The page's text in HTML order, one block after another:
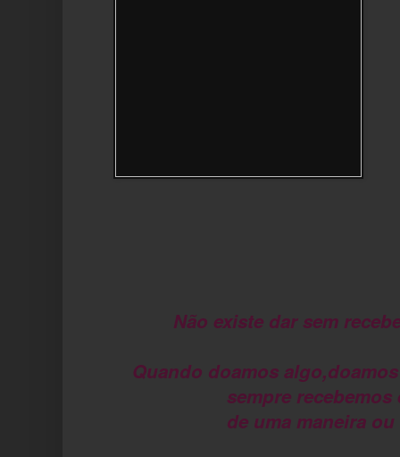
Não existe dar sem
Quando doamos
sempre recebemos
de uma maneira